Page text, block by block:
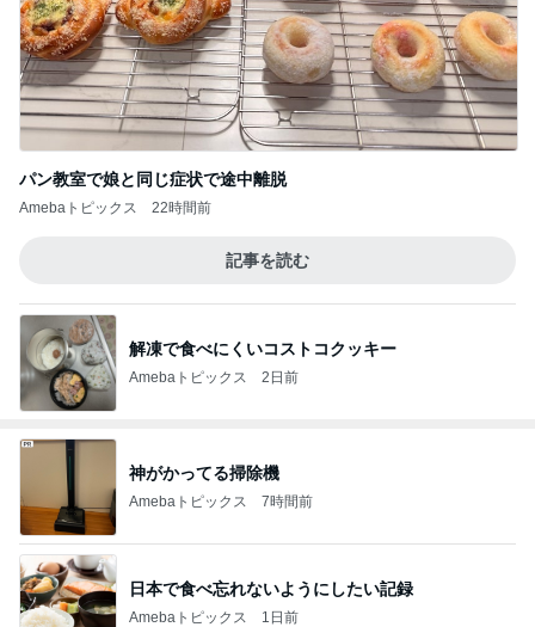
パン教室で娘と同じ症状で途中離脱
Amebaトピックス 22時間前
記事を読む
Amebaトピックス 2日前
神がかってる掃除機
Amebaトピックス 7時間前
日本で食べ忘れないようにしたい記録
Amebaトピックス 1日前
義父の姉夫婦の墓参りに行く予定
Amebaトピックス 1日前